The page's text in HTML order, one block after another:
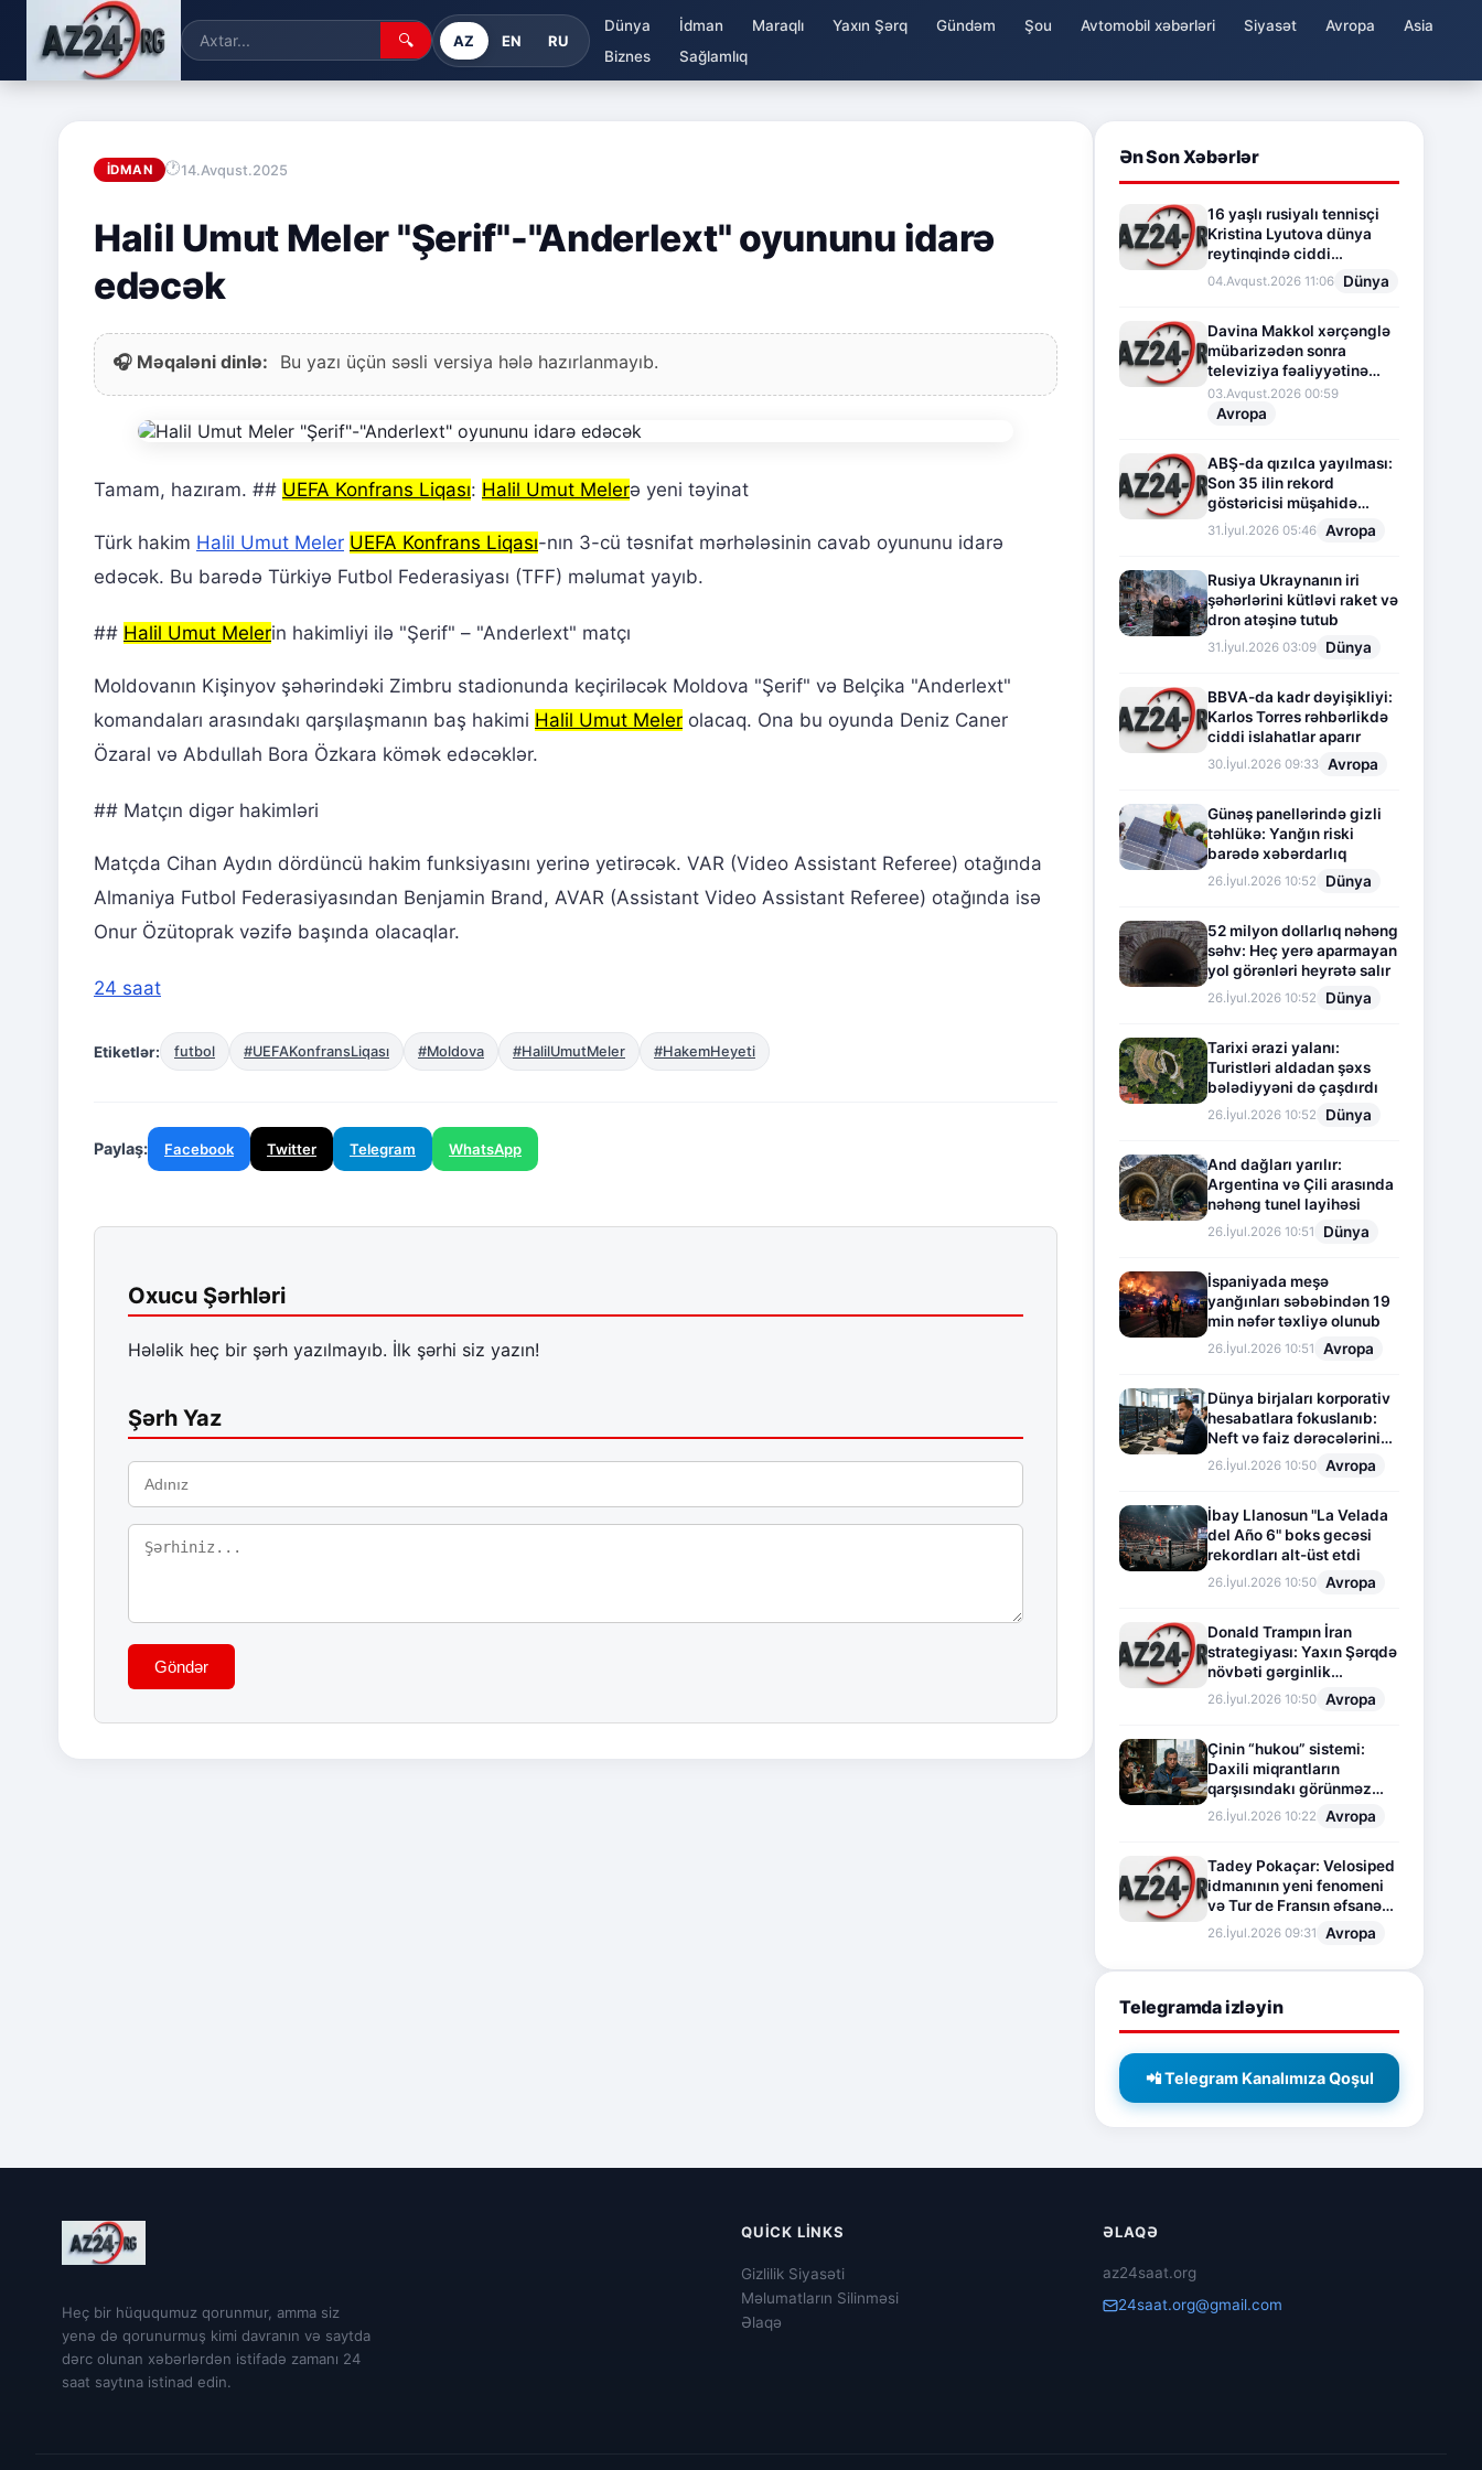
🔍 AZ EN RU
Dünya İdman Maraqlı Yaxın Şərq Gündəm Şou Avtomobil xəbərləri Siyasət Avropa
Asia
Biznes
Sağlamlıq
İDMAN 14.Avqust.2025
Halil Umut Meler "Şerif"-"Anderlext" oyununu idarə
edəcək
🎧 Məqaləni dinlə: Bu yazı üçün səsli versiya hələ hazırlanmayıb.
Tamam, hazıram. ## UEFA Konfrans Liqası: Halil Umut Melerə yeni təyinat
Türk hakim Halil Umut Meler UEFA Konfrans Liqası-nın 3-cü təsnifat mərhələsinin cavab oyununu idarə
edəcək. Bu barədə Türkiyə Futbol Federasiyası (TFF) məlumat yayıb.
## Halil Umut Melerin hakimliyi ilə "Şerif" – "Anderlext" matçı
Moldovanın Kişinyov şəhərindəki Zimbru stadionunda keçiriləcək Moldova "Şerif" və Belçika "Anderlext"
komandaları arasındakı qarşılaşmanın baş hakimi Halil Umut Meler olacaq. Ona bu oyunda Deniz Caner
Özaral və Abdullah Bora Özkara kömək edəcəklər.
## Matçın digər hakimləri
Matçda Cihan Aydın dördüncü hakim funksiyasını yerinə yetirəcək. VAR (Video Assistant Referee) otağında
Almaniya Futbol Federasiyasından Benjamin Brand, AVAR (Assistant Video Assistant Referee) otağında isə
Onur Özütoprak vəzifə başında olacaqlar.
24 saat
Etiketlər: futbol #UEFAKonfransLiqası #Moldova #HalilUmutMeler #HakemHeyeti
Paylaş: Facebook Twitter Telegram WhatsApp
Oxucu Şərhləri
Hələlik heç bir şərh yazılmayıb. İlk şərhi siz yazın!
Şərh Yaz
Göndər
Ən Son Xəbərlər
16 yaşlı rusiyalı tennisçi
Kristina Lyutova dünya
reytinqində ciddi
irəliləyişə imza atdı
04.Avqust.2026 11:06 Dünya
Davina Makkol xərçənglə
mübarizədən sonra
televiziya fəaliyyətinə
fasilə verir
03.Avqust.2026 00:59
Avropa
ABŞ-da qızılca yayılması:
Son 35 ilin rekord
göstəricisi müşahidə
olunur
31.İyul.2026 05:46 Avropa
Rusiya Ukraynanın iri
şəhərlərini kütləvi raket və
dron atəşinə tutub
31.İyul.2026 03:09 Dünya
BBVA-da kadr dəyişikliyi:
Karlos Torres rəhbərlikdə
ciddi islahatlar aparır
30.İyul.2026 09:33 Avropa
Günəş panellərində gizli
təhlükə: Yanğın riski
barədə xəbərdarlıq
26.İyul.2026 10:52 Dünya
52 milyon dollarlıq nəhəng
səhv: Heç yerə aparmayan
yol görənləri heyrətə salır
26.İyul.2026 10:52 Dünya
Tarixi ərazi yalanı:
Turistləri aldadan şəxs
bələdiyyəni də çaşdırdı
26.İyul.2026 10:52 Dünya
And dağları yarılır:
Argentina və Çili arasında
nəhəng tunel layihəsi
26.İyul.2026 10:51 Dünya
İspaniyada meşə
yanğınları səbəbindən 19
min nəfər təxliyə olunub
26.İyul.2026 10:51 Avropa
Dünya birjaları korporativ
hesabatlara fokuslanıb:
Neft və faiz dərəcələrinin
təsiri altında cari vəziyyət
26.İyul.2026 10:50 Avropa
İbay Llanosun "La Velada
del Año 6" boks gecəsi
rekordları alt-üst etdi
26.İyul.2026 10:50 Avropa
Donald Trampın İran
strategiyası: Yaxın Şərqdə
növbəti gərginlik
mərhələsi
26.İyul.2026 10:50 Avropa
Çinin “hukou” sistemi:
Daxili miqrantların
qarşısındakı görünməz
sədd
26.İyul.2026 10:22 Avropa
Tadey Pokaçar: Velosiped
idmanının yeni fenomeni
və Tur de Fransın əfsanəvi
səhifəsi
26.İyul.2026 09:31 Avropa
Telegramda izləyin
📲 Telegram Kanalımıza Qoşul
Heç bir hüququmuz qorunmur, amma siz
yenə də qorunurmuş kimi davranın və saytda
dərc olunan xəbərlərdən istifadə zamanı 24
saat saytına istinad edin.
QUICK LINKS
Gizlilik Siyasəti
Məlumatların Silinməsi
Əlaqə
ƏLAQƏ
az24saat.org
24saat.org@gmail.com